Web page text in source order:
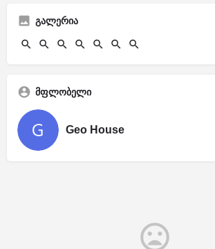
გალერია
მფლობელი
Geo House